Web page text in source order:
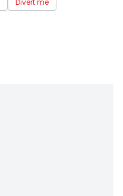
Divert me